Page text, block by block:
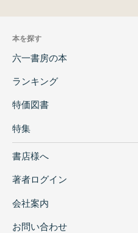
本を探す
六一書房の本
ランキング
特価図書
特集
書店様へ
著者ログイン
会社案内
お問い合わせ